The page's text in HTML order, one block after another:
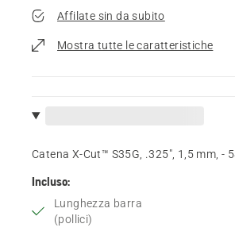
Affilate sin da subito
Mostra tutte le caratteristiche
Catena X-Cut™ S35G, .325", 1,5 mm, -
Incluso:
Lunghezza barra
(pollici)